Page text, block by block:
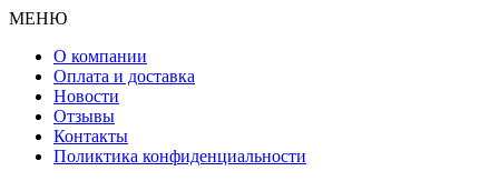
МЕНЮ
О компании
Оплата и доставка
Новости
Отзывы
Контакты
Поликтика конфиденциальности